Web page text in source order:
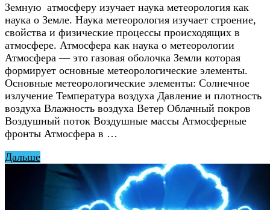
Земную атмосферу изучает наука метеорология как
наука о Земле. Наука метеорология изучает строение,
свойства и физические процессы происходящих в
атмосфере. Атмосфера как наука о метеорологии
Атмосфера — это газовая оболочка Земли которая
формирует основные метеорологические элементы.
Основные метеорологические элементы: Солнечное
излучение Температура воздуха Давление и плотность
воздуха Влажность воздуха Ветер Облачный покров
Воздушный поток Воздушные массы Атмосферные
фронты Атмосфера в …
Дальше